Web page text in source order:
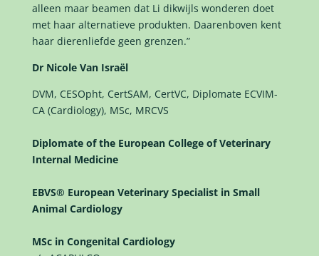
alleen maar beamen dat Li dikwijls wonderen doet
met haar alternatieve produkten. Daarenboven kent
haar dierenliefde geen grenzen.”
Dr Nicole Van Israël
DVM, CESOpht, CertSAM, CertVC, Diplomate ECVIM-
CA (Cardiology), MSc, MRCVS
Diplomate of the European College of Veterinary
Internal Medicine
EBVS® European Veterinary Specialist in Small
Animal Cardiology
MSc in Congenital Cardiology